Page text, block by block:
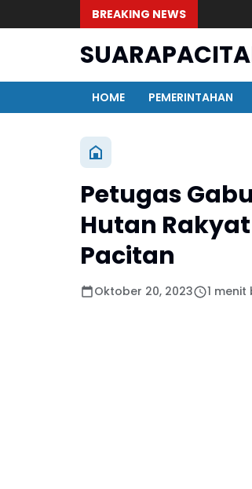
BREAKING NEWS
HOME
PEMERINTAHAN
Petugas
Hutan
Pacitan
Oktober 20, 2023 1 menit